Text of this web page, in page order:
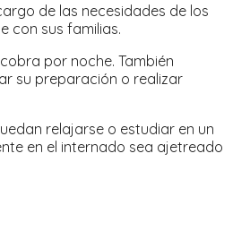
de las necesidades de los
con sus familias.
por noche. También
su preparación o realizar
relajarse o estudiar en un
en el internado sea ajetreado